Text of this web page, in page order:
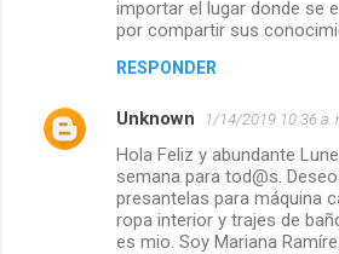
importar el lugar donde se
por compartir sus
RESPONDER
Unknown 1/14/2019 10:36 a.
Hola Feliz y abundante
semana para tod@s.
presantelas para máquina
ropa interior y trajes de
es mio. Soy Mariana